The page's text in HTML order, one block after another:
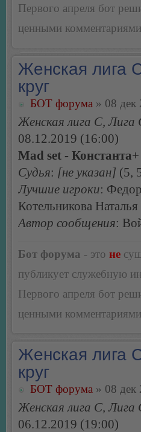
Первого апреля бот
ценными
Женская лига
круг
БОТ форума » 08 дек
Женская лига С,
08.12.2019 (16:00)
Mad set -
Судья: [не указан] (5,
Лучшие игроки:
Котельникова
Автор сообщения:
Бот форума - это не
публикует служебную
Первого апреля бот
ценными
Женская лига
круг
БОТ форума » 08 дек
Женская лига С,
06.12.2019 (19:00)